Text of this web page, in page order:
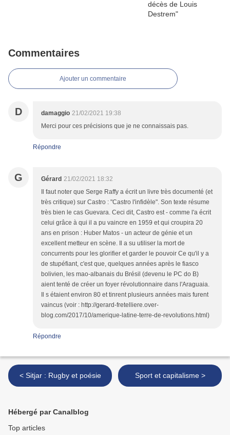
Commentaires
Ajouter un commentaire
D damaggio 21/02/2021 19:38
Merci pour ces précisions que je ne connaissais pas.
Répondre
G Gérard 21/02/2021 18:32
Il faut noter que Serge Raffy a écrit un livre très documenté (et
très critique) sur Castro : "Castro l'infidèle". Son texte résume
très bien le cas Guevara. Ceci dit, Castro est - comme l'a écrit
celui grâce à qui il a pu vaincre en 1959 et qui croupira 20
ans en prison : Huber Matos - un acteur de génie et un
excellent metteur en scène. Il a su utiliser la mort de
concurrents pour les glorifier et garder le pouvoir Ce qu'il y a
de stupéfiant, c'est que, quelques années après le fiasco
bolivien, les mao-albanais du Brésil (devenu le PC do B)
aient tenté de créer un foyer révolutionnaire dans l'Araguaia.
Il s étaient environ 80 et tinrent plusieurs années mais furent
vaincus (voir : http://gerard-fretelliere.over-
blog.com/2017/10/amerique-latine-terre-de-revolutions.html)
Répondre
< Sitjar : Rugby et poésie Sport et capitalisme >
Hébergé par Canalblog
Top articles